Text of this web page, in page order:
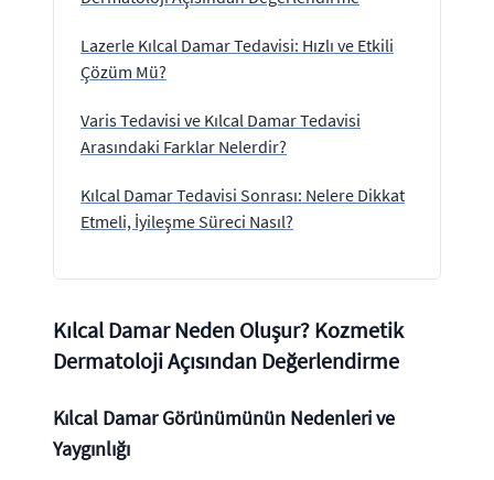
Lazerle Kılcal Damar Tedavisi: Hızlı ve Etkili
Çözüm Mü?
Varis Tedavisi ve Kılcal Damar Tedavisi
Arasındaki Farklar Nelerdir?
Kılcal Damar Tedavisi Sonrası: Nelere Dikkat
Etmeli, İyileşme Süreci Nasıl?
Kılcal Damar Neden Oluşur? Kozmetik
Dermatoloji Açısından Değerlendirme
Kılcal Damar Görünümünün Nedenleri ve
Yaygınlığı